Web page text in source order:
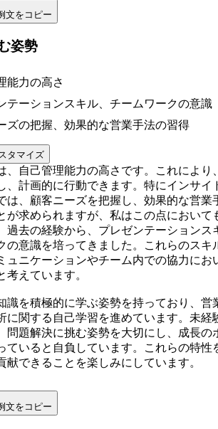
文をコピー
姿勢
能力の高さ
テーションスキル、チームワークの意識
ズの把握、効果的な営業手法の習得
タマイズ
、自己管理能力の高さです。これにより
、計画的に行動できます。特にインサイ
は、顧客ニーズを把握し、効果的な営業
が求められますが、私はこの点において
過去の経験から、プレゼンテーションス
の意識を培ってきました。これらのスキ
ュニケーションやチーム内での協力にお
考えています。
識を積極的に学ぶ姿勢を持っており、営
に関する自己学習を進めています。未経
問題解決に挑む姿勢を大切にし、成長の
ていると自負しています。これらの特性
献できることを楽しみにしています。
文をコピー